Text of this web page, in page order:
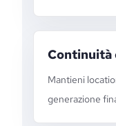
Continuità
Mantieni
generazione